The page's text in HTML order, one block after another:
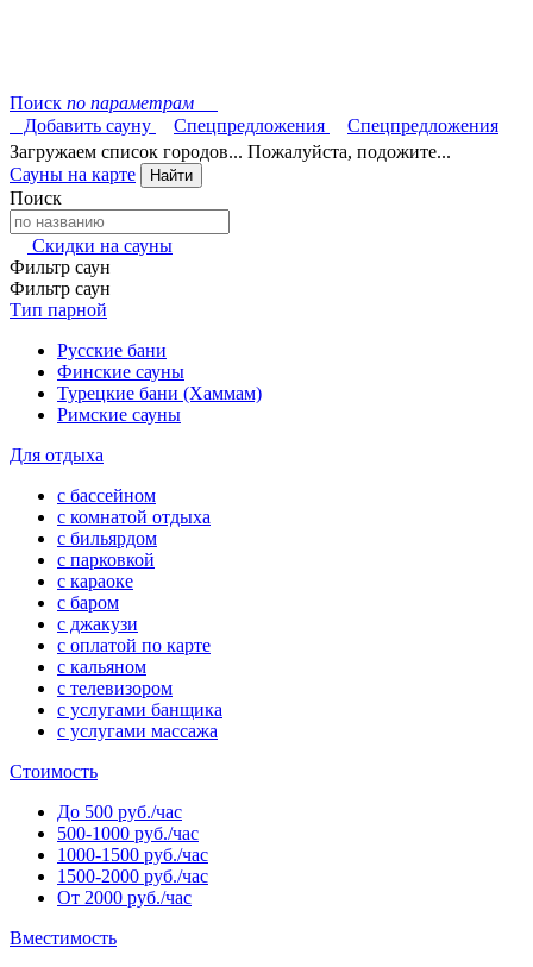
Поиск по параметрам
Добавить сауну
Спецпредложения
Спецпредложения
Загружаем список городов... Пожалуйста, подожите...
Сауны на карте
Найти
Поиск
Скидки на сауны
Фильтр саун
Фильтр саун
Тип парной
Русские бани
Финские сауны
Турецкие бани (Хаммам)
Римские сауны
Для отдыха
с бассейном
с комнатой отдыха
с бильярдом
с парковкой
с караоке
с баром
с джакузи
с оплатой по карте
с кальяном
с телевизором
с услугами банщика
с услугами массажа
Стоимость
До 500 руб./час
500-1000 руб./час
1000-1500 руб./час
1500-2000 руб./час
От 2000 руб./час
Вместимость